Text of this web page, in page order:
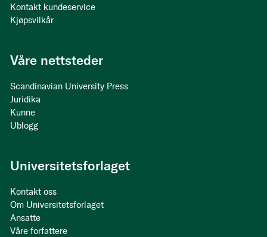
Kontakt kundeservice
Kjøpsvilkår
Våre nettsteder
Scandinavian University Press
Juridika
Kunne
Ublogg
Universitetsforlaget
Kontakt oss
Om Universitetsforlaget
Ansatte
Våre forfattere